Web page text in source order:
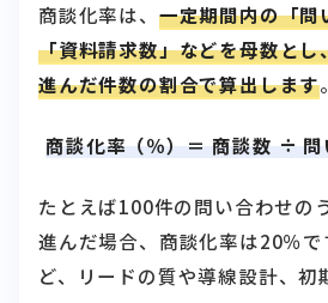
商談化率は、 一定期間内の「問
「資料請求数」などを母数とし
進んだ件数の割合で算出します。
商談化率（％）＝ 商談数 ÷
たとえば100件の問い合わせの
進んだ場合、商談化率は20％
ど、リードの質や導線設計、初